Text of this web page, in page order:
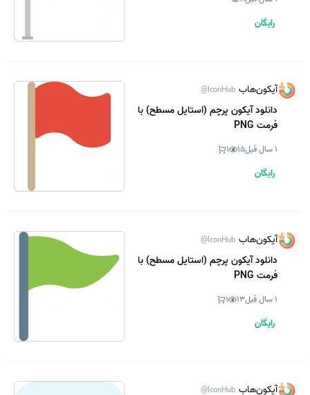
رایگان
آیکون‌هاب @IconHub
دانلود آیکون پرچم (استایل مسطح) با
فرمت PNG
1 سال قبل 15
1
رایگان
آیکون‌هاب @IconHub
دانلود آیکون پرچم (استایل مسطح) با
فرمت PNG
1 سال قبل 13
1
رایگان
آیکون‌هاب @IconHub